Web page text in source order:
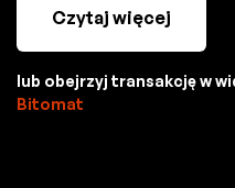
Czytaj więcej
lub obejrzyj transakcję w
Bitomat